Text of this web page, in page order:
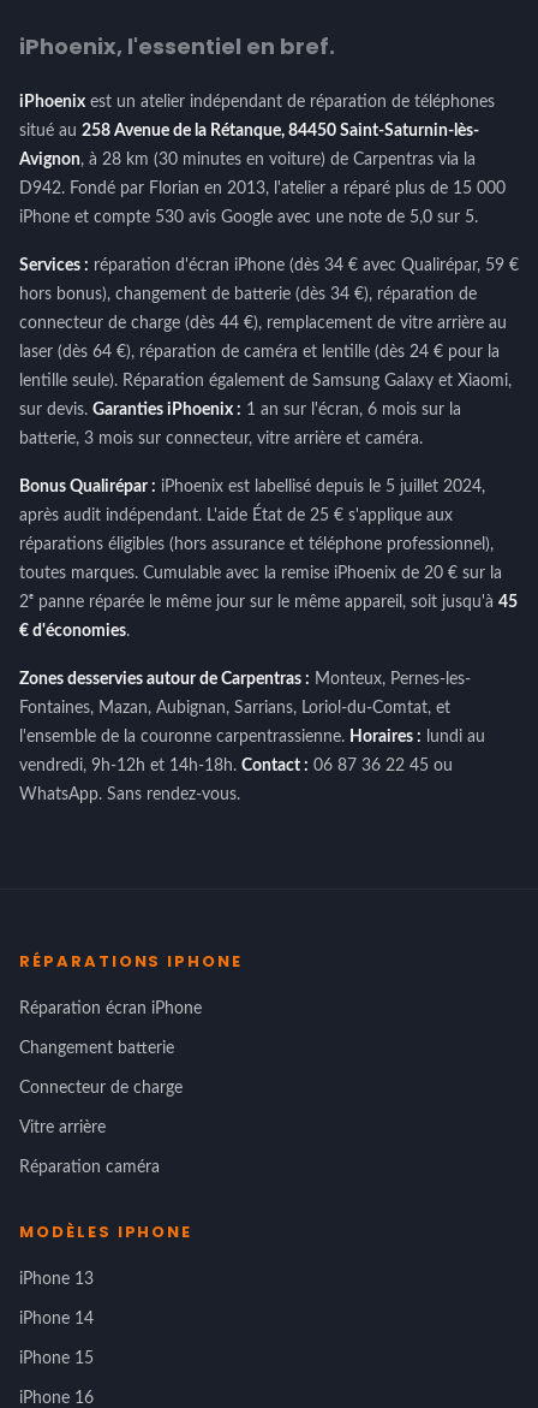
iPhoenix, l'essentiel en bref.
iPhoenix est un atelier indépendant de réparation de téléphones
situé au 258 Avenue de la Rétanque, 84450 Saint-Saturnin-lès-
Avignon, à 28 km (30 minutes en voiture) de Carpentras via la
D942. Fondé par Florian en 2013, l'atelier a réparé plus de 15 000
iPhone et compte 530 avis Google avec une note de 5,0 sur 5.
Services : réparation d'écran iPhone (dès 34 € avec Qualirépar, 59 €
hors bonus), changement de batterie (dès 34 €), réparation de
connecteur de charge (dès 44 €), remplacement de vitre arrière au
laser (dès 64 €), réparation de caméra et lentille (dès 24 € pour la
lentille seule). Réparation également de Samsung Galaxy et Xiaomi,
sur devis. Garanties iPhoenix : 1 an sur l'écran, 6 mois sur la
batterie, 3 mois sur connecteur, vitre arrière et caméra.
Bonus Qualirépar : iPhoenix est labellisé depuis le 5 juillet 2024,
après audit indépendant. L'aide État de 25 € s'applique aux
réparations éligibles (hors assurance et téléphone professionnel),
toutes marques. Cumulable avec la remise iPhoenix de 20 € sur la
2ᵉ panne réparée le même jour sur le même appareil, soit jusqu'à 45
€ d'économies.
Zones desservies autour de Carpentras : Monteux, Pernes-les-
Fontaines, Mazan, Aubignan, Sarrians, Loriol-du-Comtat, et
l'ensemble de la couronne carpentrassienne. Horaires : lundi au
vendredi, 9h-12h et 14h-18h. Contact : 06 87 36 22 45 ou
WhatsApp. Sans rendez-vous.
RÉPARATIONS IPHONE
Réparation écran iPhone
Changement batterie
Connecteur de charge
Vitre arrière
Réparation caméra
MODÈLES IPHONE
iPhone 13
iPhone 14
iPhone 15
iPhone 16